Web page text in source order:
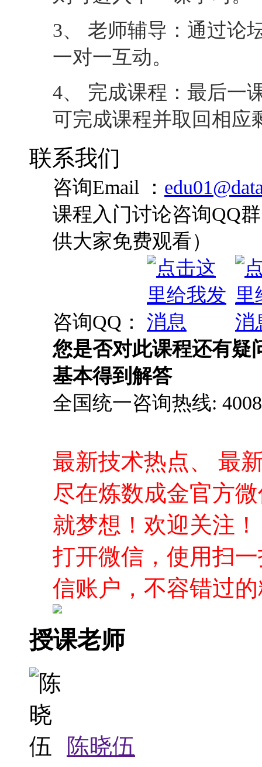
3、 老师辅导：通过论
一对一互动。
4、 完成课程：最后一
可完成课程并取回相应
联系我们
咨询Email ：
课程入门讨论咨询QQ
供大家免费观看）
咨询QQ：
您是否对此课程还有疑
基本得到解答
全国统一咨询热线:
最新技术热点、 最
尽在炼数成金官方
就梦想！欢迎关注！
打开微信，使用扫
信账户，不容错过
授课老师
陈晓伍